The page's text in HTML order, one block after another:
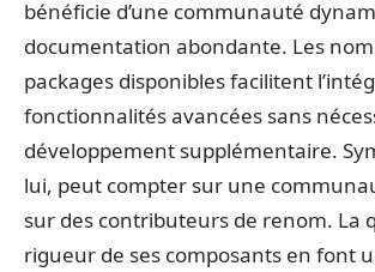
bénéficie d’une communauté
documentation abondante. Les
packages disponibles facilitent
fonctionnalités avancées sans
développement supplémentaire.
lui, peut compter sur une
sur des contributeurs de renom. La
rigueur de ses composants en font